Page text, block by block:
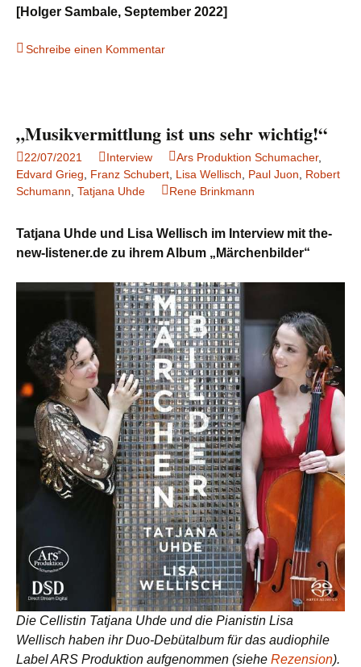
[Holger Sambale, September 2022]
Schreibe einen Kommentar
„Musikvermittlung ist uns sehr wichtig!“
22/07/2021 Interview Ars Produktion Schumacher,
Edvard Grieg
Franz Schubert Lisa Wellisch Paul Juon
Robert
Schumann Tatjana Uhde Rene Brinkmann
Tatjana Uhde und Lisa Wellisch im Interview mit the-
new-listener.de zu ihrem Album „Märchenbilder“
Die Cellistin Tatjana Uhde und die Pianistin Lisa
Wellisch haben ihr Duo-Debütalbum für das audiophile
Label ARS Produktion aufgenommen (siehe Rezension).